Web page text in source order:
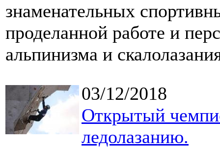
знаменательных
проделанной работе и
альпинизма и
03/12/2018
Открытый
ледолазанию.